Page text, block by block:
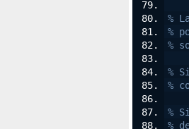
%
%
%
%
%
%
%